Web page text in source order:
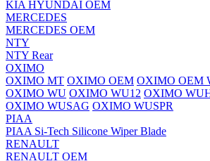
KIA HYUNDAI OEM
MERCEDES
MERCEDES OEM
NTY
NTY Rear
OXIMO
OXIMO MT OXIMO OEM OXIMO OEM
OXIMO WU OXIMO WU12 OXIMO
OXIMO WUSAG OXIMO WUSPR
PIAA
PIAA Si-Tech Silicone Wiper Blade
RENAULT
RENAULT OEM